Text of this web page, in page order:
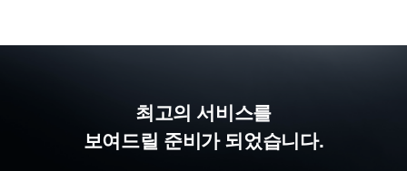
최고의 서비스를
보여드릴 준비가 되었습니다.